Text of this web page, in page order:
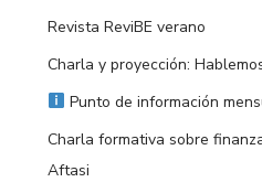
Revista ReviBE verano
Charla y proyección:
Punto de información
Charla formativa sobre
Aftasi